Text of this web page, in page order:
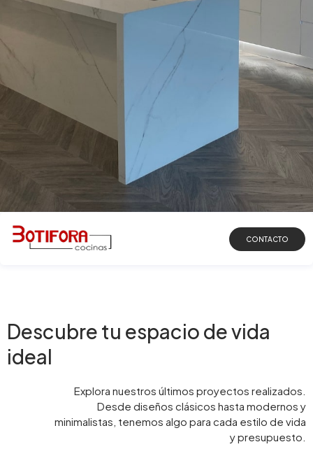
DESCUBRIR
CONTACTO
Descubre tu espacio de vida
ideal
Explora nuestros últimos proyectos realizados.
Desde diseños clásicos hasta modernos y
minimalistas, tenemos algo para cada estilo de vida
y presupuesto.